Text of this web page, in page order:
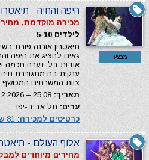
מבצע
היפה והחיה -
מכירה מוקדמת, מחיר
לילדים 5-10
תיאטרון אורנה פורת
גאים להציג את היפה
אודות בל, נערה חכמה
ענקית בה מתגוררת
צוות המשרתים
תאריך:
ערים: תל אביב-יפו
כרטיסים למכירה:
אלוף העולם -
מחירים מיוחדים